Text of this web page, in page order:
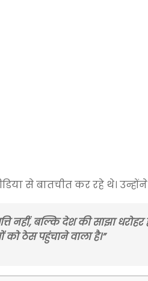
से बातचीत कर रहे थे।
नहीं, बल्कि देश की साझा
को ठेस पहुंचाने वाला है।”